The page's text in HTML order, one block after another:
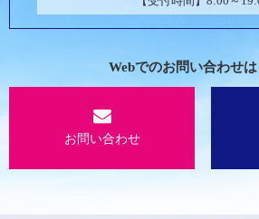
Webでのお問い合わせ
お問い合わせ